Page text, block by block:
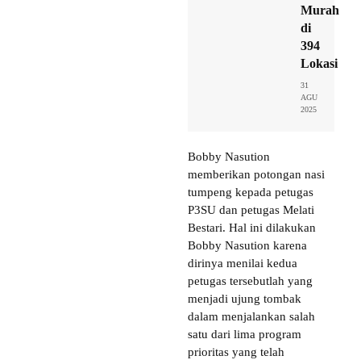
Murah
di
394
Lokasi
31
AGU
2025
Bobby Nasution
memberikan potongan nasi
tumpeng kepada petugas
P3SU dan petugas Melati
Bestari. Hal ini dilakukan
Bobby Nasution karena
dirinya menilai kedua
petugas tersebutlah yang
menjadi ujung tombak
dalam menjalankan salah
satu dari lima program
prioritas yang telah